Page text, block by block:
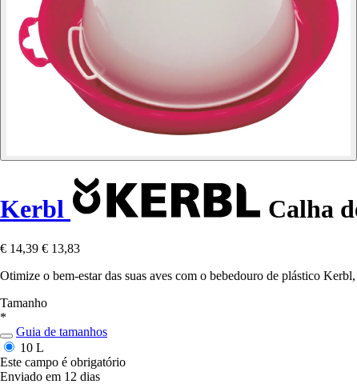
Kerbl Calha
€ 14,39 € 13,83
Otimize o bem-estar das suas aves com o bebedouro de plástico
Tamanho
*
Guia de tamanhos
10 L
Este campo é obrigatório
Enviado em 12 dias